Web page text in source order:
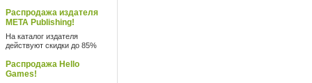
Распродажа издателя
META Publishing!
На каталог издателя
действуют скидки до 85%
Распродажа Hello
Games!